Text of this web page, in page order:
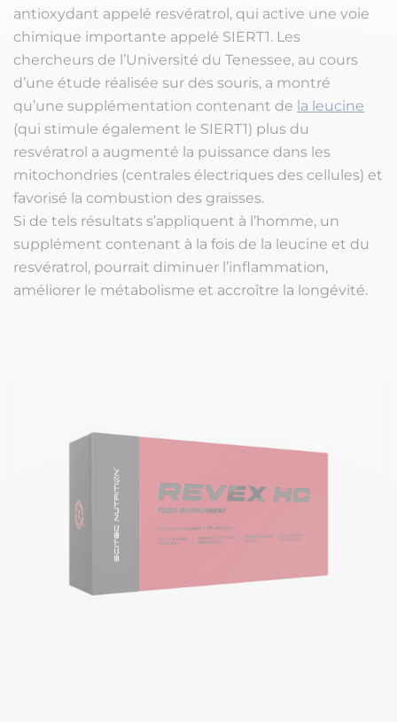
antioxydant appelé resvératrol, qui active une voie
chimique importante appelé SIERT1. Les
chercheurs de l’Université du Tenessee, au cours
d’une étude réalisée sur des souris, a montré
qu’une supplémentation contenant de la leucine
(qui stimule également le SIERT1) plus du
resvératrol a augmenté la puissance dans les
mitochondries (centrales électriques des cellules) et
favorisé la combustion des graisses.
Si de tels résultats s’appliquent à l’homme, un
supplément contenant à la fois de la leucine et du
resvératrol, pourrait diminuer l’inflammation,
améliorer le métabolisme et accroître la longévité.